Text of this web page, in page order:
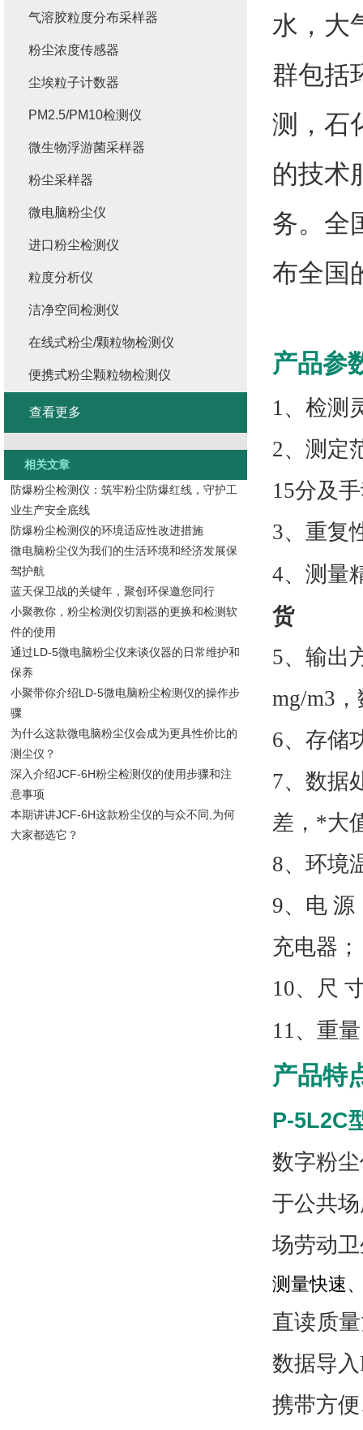
水，大
群包括
测，石
的技术
务。全
布全国
产品参
1、检测
2、测定
15分及
3、重复
4、测量
货
5、输出
mg/m3
6、存储
7、数据
差，*大
8、环境
9、电 源
充电器；
10、尺
11、重
产品特
P-5L2C
数字粉
于公共
场劳动
测量快速
直读质
数据导
携带方
气溶胶粒度分布采样器
粉尘浓度传感器
尘埃粒子计数器
PM2.5/PM10检测仪
微生物浮游菌采样器
粉尘采样器
微电脑粉尘仪
进口粉尘检测仪
粒度分析仪
洁净空间检测仪
在线式粉尘/颗粒物检测仪
便携式粉尘颗粒物检测仪
查看更多
相关文章
防爆粉尘检测仪：筑牢粉尘防爆红线，守护工
业生产安全底线
防爆粉尘检测仪的环境适应性改进措施
微电脑粉尘仪为我们的生活环境和经济发展保
驾护航
蓝天保卫战的关键年，聚创环保邀您同行
小聚教你，粉尘检测仪切割器的更换和检测软
件的使用
通过LD-5微电脑粉尘仪来谈仪器的日常维护和
保养
小聚带你介绍LD-5微电脑粉尘检测仪的操作步
骤
为什么这款微电脑粉尘仪会成为更具性价比的
测尘仪？
深入介绍JCF-6H粉尘检测仪的使用步骤和注
意事项
本期讲讲JCF-6H这款粉尘仪的与众不同,为何
大家都选它？